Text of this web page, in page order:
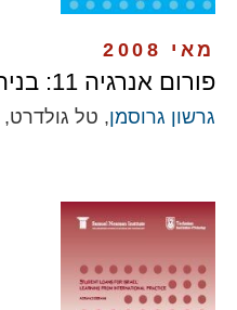
מאי 2008
פורום אנרגיה 11: בניה חסכונית באנרגיה
גרשון גרוסמן, טל גולדרט,